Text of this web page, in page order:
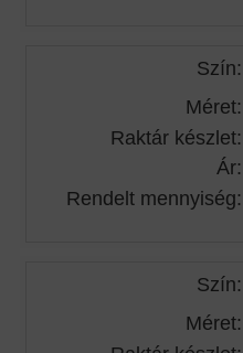
Szín:
Méret:
Raktár készlet:
Ár:
Rendelt mennyiség:
Szín:
Méret: